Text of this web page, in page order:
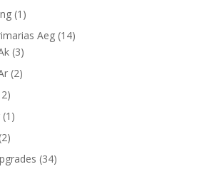
(1)
Aeg (14)
(3)
(2)
(1)
(2)
(34)